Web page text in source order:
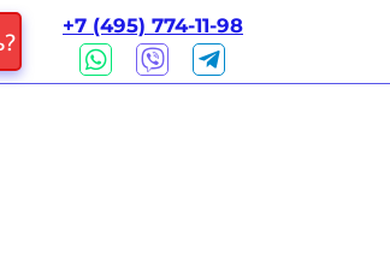
+7 (495) 774-11-98